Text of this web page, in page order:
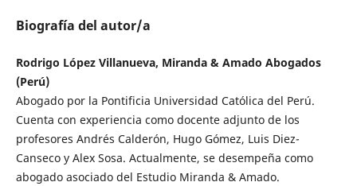
Biografía del autor/a
Rodrigo López Villanueva, Miranda & Amado Abogados
(Perú)
Abogado por la Pontificia Universidad Católica del Perú.
Cuenta con experiencia como docente adjunto de los
profesores Andrés Calderón, Hugo Gómez, Luis Diez-
Canseco y Alex Sosa. Actualmente, se desem­peña como
abogado asociado del Estudio Miranda & Amado.